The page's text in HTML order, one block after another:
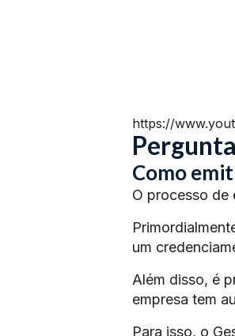
https://
Como
O processo de
um
Além disso, é
empresa tem
Para isso, o